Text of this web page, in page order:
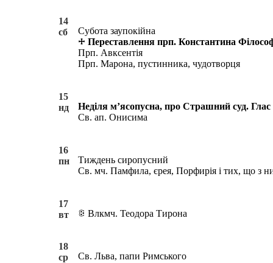
14
сб
Субота заупокійна
Переставлення прп. Константина
Прп. Авксентія
Прп. Марона, пустинника, чудотворця
15
нд
Неділя м’ясопусна, про Страшний суд.
Св. ап. Онисима
16
пн
Тиждень сиропусний
Св. мч. Памфила, єрея, Порфирія і тих, що з
17
вт
Влкмч. Теодора Тирона
18
ср
Св. Льва, папи Римського